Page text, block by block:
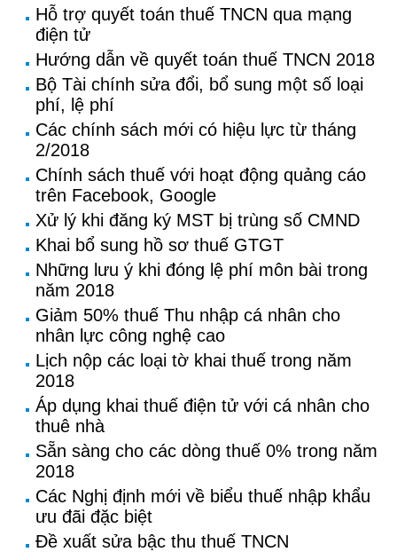
Hỗ trợ quyết toán thuế TNCN qua mạng
điện tử
Hướng dẫn về quyết toán thuế TNCN 2018
Bộ Tài chính sửa đổi, bổ sung một số loại
phí, lệ phí
Các chính sách mới có hiệu lực từ tháng
2/2018
Chính sách thuế với hoạt động quảng cáo
trên Facebook, Google
Xử lý khi đăng ký MST bị trùng số CMND
Khai bổ sung hồ sơ thuế GTGT
Những lưu ý khi đóng lệ phí môn bài trong
năm 2018
Giảm 50% thuế Thu nhập cá nhân cho
nhân lực công nghệ cao
Lịch nộp các loại tờ khai thuế trong năm
2018
Áp dụng khai thuế điện tử với cá nhân cho
thuê nhà
Sẵn sàng cho các dòng thuế 0% trong năm
2018
Các Nghị định mới về biểu thuế nhập khẩu
ưu đãi đặc biệt
Đề xuất sửa bậc thu thuế TNCN